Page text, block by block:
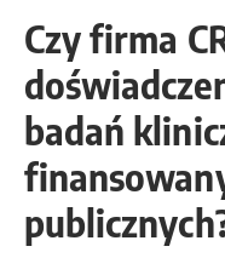
Czy firma
badań